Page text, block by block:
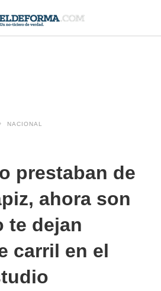
NACIONAL
prestaban de
ahora son
te dejan
carril en el